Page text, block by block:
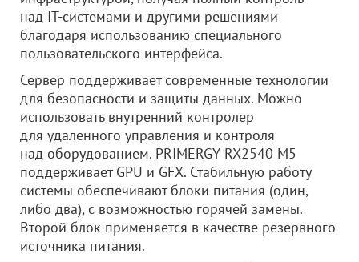
над IT-системами и другими решениями
благодаря использованию специального
пользовательского интерфейса.
Сервер поддерживает современные технологии
для безопасности и защиты данных. Можно
использовать внутренний контролер
для удаленного управления и контроля
над оборудованием. PRIMERGY RX2540 M5
поддерживает GPU и GFX. Стабильную работу
системы обеспечивают блоки питания (один,
либо два), с возможностью горячей замены.
Второй блок применяется в качестве резервного
источника питания.